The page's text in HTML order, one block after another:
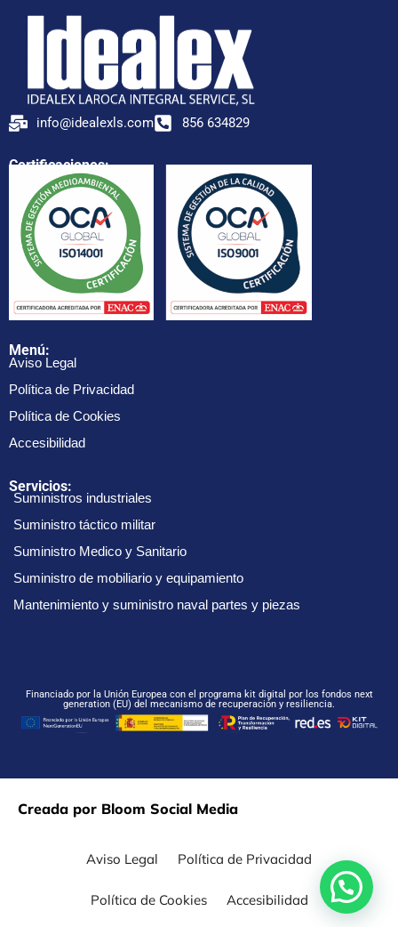
info@idealexls.com 856 634829
Certificaciones:
Menú:
Aviso Legal
Política de Privacidad
Política de Cookies
Accesibilidad
Servicios:
Suministros industriales
Suministro táctico militar
Suministro Medico y Sanitario
Suministro de mobiliario y equipamiento
Mantenimiento y suministro naval partes y piezas
Financiado por la Unión Europea con el programa kit digital por los fondos next
generation (EU) del mecanismo de recuperación y resiliencia.
Creada por Bloom Social Media
Aviso Legal Política de Privacidad
Política de Cookies Accesibilidad